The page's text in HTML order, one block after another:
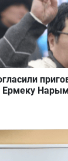
Ермеку